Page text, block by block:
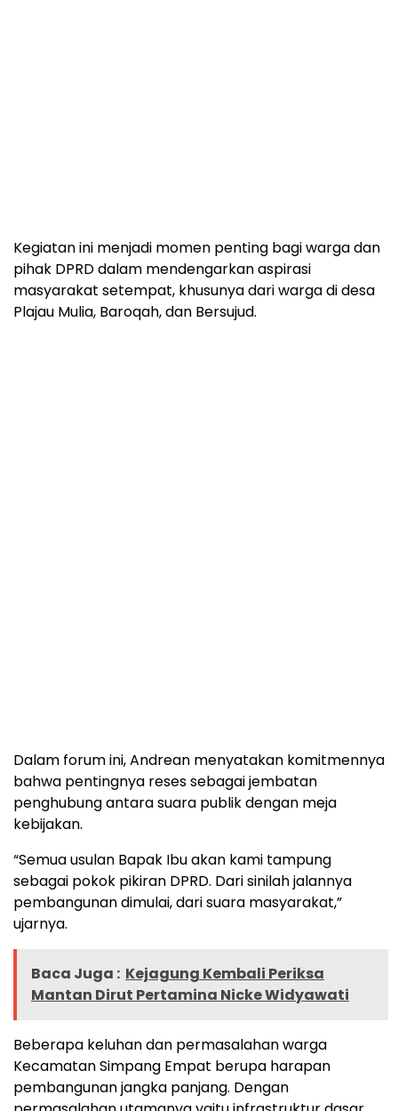
Kegiatan ini menjadi momen penting bagi warga dan
pihak DPRD dalam mendengarkan aspirasi
masyarakat setempat, khusunya dari warga di desa
Plajau Mulia, Baroqah, dan Bersujud.
Dalam forum ini, Andrean menyatakan komitmennya
bahwa pentingnya reses sebagai jembatan
penghubung antara suara publik dengan meja
kebijakan.
“Semua usulan Bapak Ibu akan kami tampung
sebagai pokok pikiran DPRD. Dari sinilah jalannya
pembangunan dimulai, dari suara masyarakat,”
ujarnya.
Baca Juga : Kejagung Kembali Periksa
Mantan Dirut Pertamina Nicke Widyawati
Beberapa keluhan dan permasalahan warga
Kecamatan Simpang Empat berupa harapan
pembangunan jangka panjang. Dengan